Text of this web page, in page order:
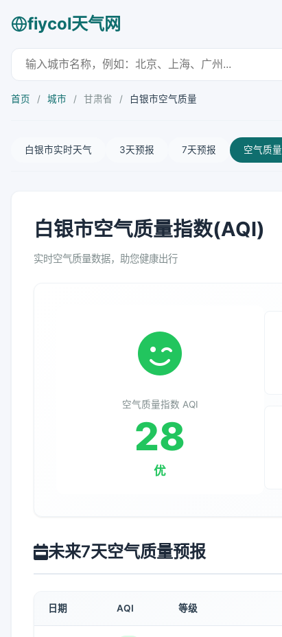
fiycol天气网
首页 / 城市 / 甘肃省 / 白银市空气质量
白银市实时天气 3天预报 7天预报 空气质量
白银市空气质量指数(AQI)
实时空气质量数据，助您健康出行
空气质量指数 AQI
28
优
未来7天空气质量预报
日期 AQI 等级